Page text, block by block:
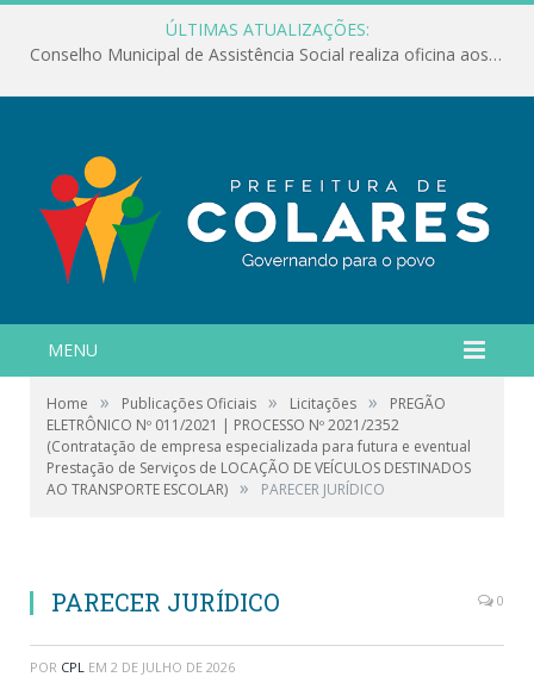
ÚLTIMAS ATUALIZAÇÕES:
Conselho Municipal de Assistência Social realiza oficina aos servidores
MENU
Home » Publicações Oficiais » Licitações »
PREGÃO
ELETRÔNICO Nº 011/2021 | PROCESSO Nº 2021/2352
(Contratação de empresa especializada para futura e eventual
Prestação de Serviços de LOCAÇÃO DE VEÍCULOS DESTINADOS
AO TRANSPORTE ESCOLAR) » PARECER JURÍDICO
PARECER JURÍDICO 0
POR CPL EM 2 DE JULHO DE 2026